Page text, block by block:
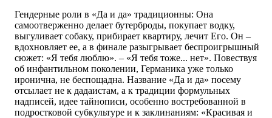
Гендерные роли в «Да и да» традиционны: Она
самоотверженно делает бутерброды, покупает водку,
выгуливает собаку, прибирает квартиру, лечит Его. Он –
вдохновляет ее, а в финале разыгрывает беспроигрышный
сюжет: «Я тебя люблю». – «Я тебя тоже... нет». Повествуя
об инфантильном поколении, Германика уже только
иронична, не беспощадна. Название «Да и да» посему
отсылает не к дадаистам, а к традиции формульных
надписей, идее тайнописи, особенно востребованной в
подростковой субкультуре и к заклинаниям: «Красивая и